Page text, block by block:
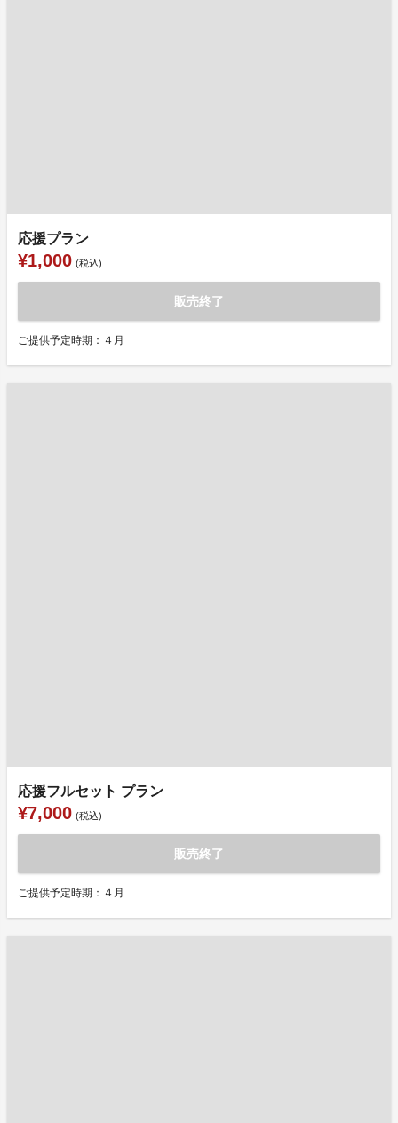
応援プラン
¥1,000 (税込)
販売終了
ご提供予定時期：４月
応援フルセット プラン
¥7,000 (税込)
販売終了
ご提供予定時期：４月